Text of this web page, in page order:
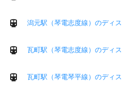
潟元駅（琴電志度線）のディ
瓦町駅（琴電志度線）のディ
瓦町駅（琴電琴平線）のディ